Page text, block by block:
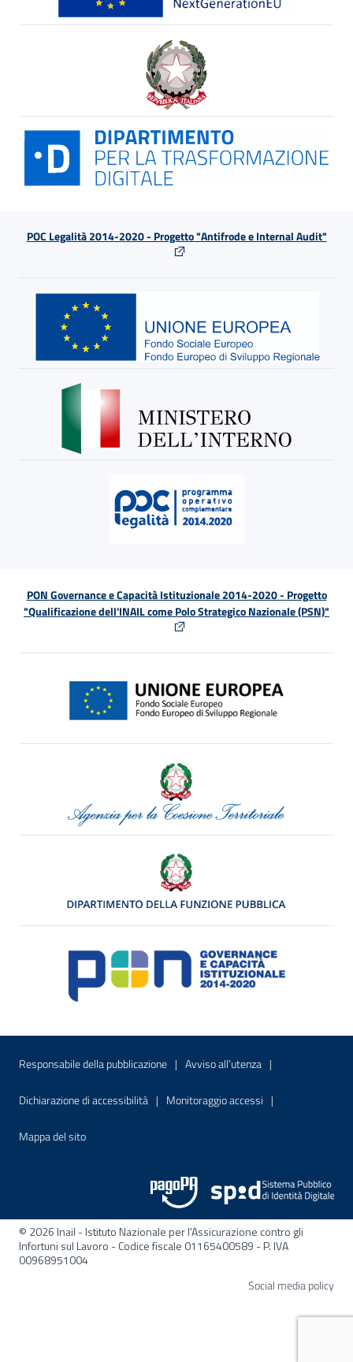
POC Legalità 2014-2020 - Progetto "Antifrode e Internal Audit"
PON Governance e Capacità Istituzionale 2014-2020 - Progetto
"Qualificazione dell'INAIL come Polo Strategico Nazionale (PSN)"
Menu di servizio
Responsabile della pubblicazione Sito interno - Apre in una nuova
Avviso all’utenza Sito interno -
Dichiarazione di accessibilità Sito interno - Apre in una nuova finestra
Monitoraggio accessi Sito interno -
Mappa del sitoSito interno - Apre nella stessa finestra
© 2026 Inail - Istituto Nazionale per l'Assicurazione contro gli
Infortuni sul Lavoro - Codice fiscale 01165400589 - P. IVA
00968951004
Social media policy